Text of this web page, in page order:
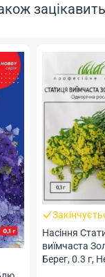
зацікавить
Насіння
виїмчаста
Берег, 0.3 г,